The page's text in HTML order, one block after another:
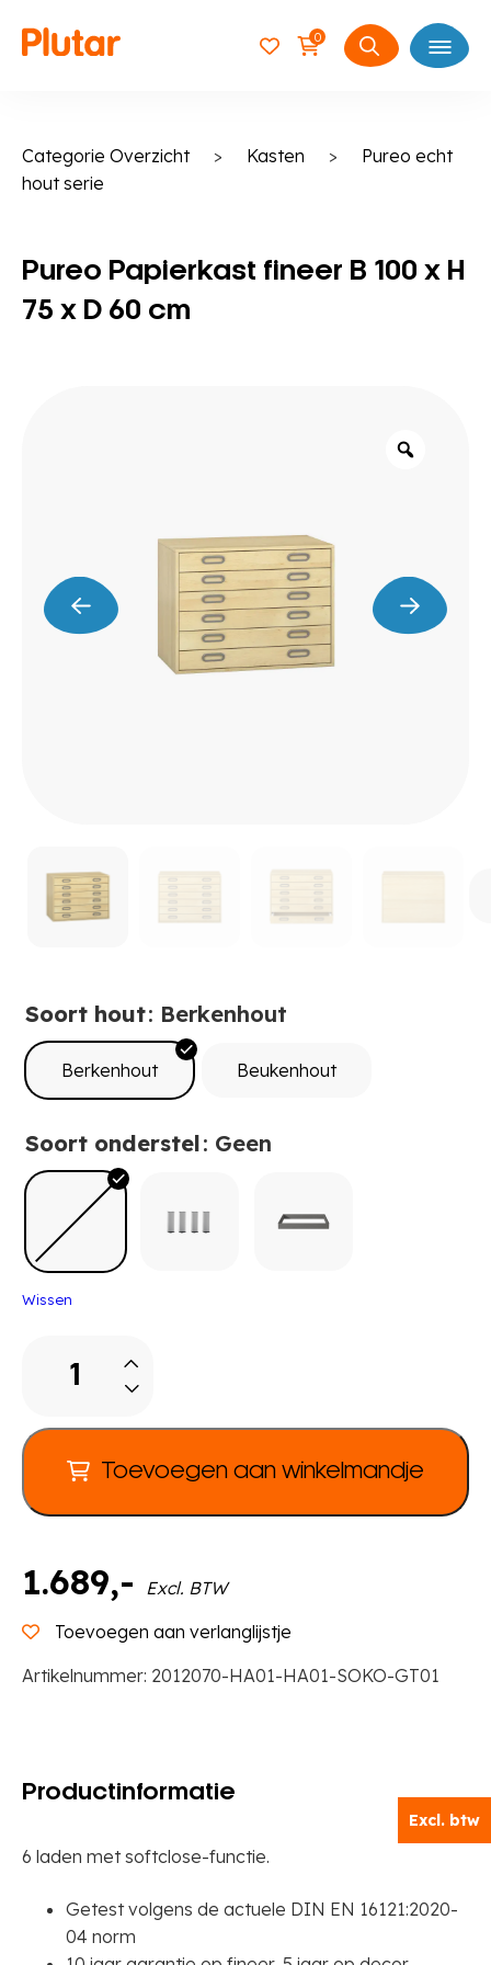
Excl. btw
0
Zoeken
Open
Categorie Overzicht > Kasten > Pureo echt
hout serie
Pureo Papierkast fineer B 100 x H
75 x D 60 cm
Soort hout: Berkenhout
Berkenhout Beukenhout
Soort onderstel: Geen
Wissen
1.689,- Excl. BTW
Papierkast
B
100
H
x
D
60
aantal
Toevoegen aan winkelmandje
Toevoegen aan verlanglijstje
Artikelnummer: 2012070-HA01-HA01-SOKO-GT01
Productinformatie
6 laden met softclose-functie.
Getest volgens de actuele DIN EN 16121:2020-
04 norm